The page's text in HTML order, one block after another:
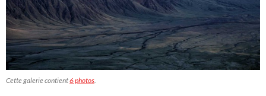
Cette galerie contient6 photos